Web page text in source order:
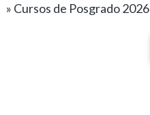
» Cursos de Posgrado 2026